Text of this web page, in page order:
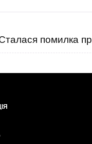
помилка